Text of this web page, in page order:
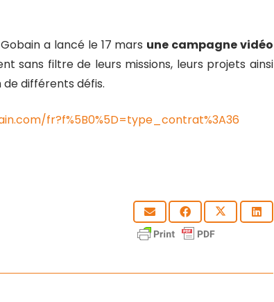
a lancé le 17 mars une campagne vidéo
sans filtre de leurs missions, leurs projets ainsi
différents défis.
fr?f%5B0%5D=type_contrat%3A36